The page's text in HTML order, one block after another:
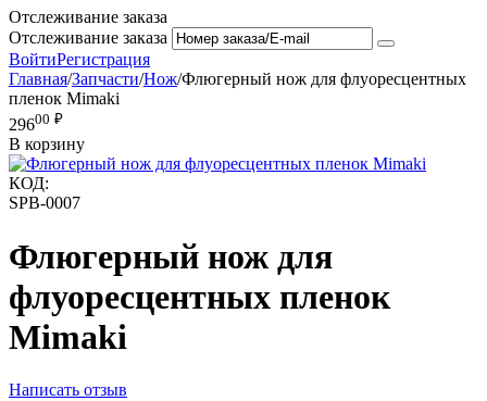
Отслеживание заказа
Отслеживание заказа
ВойтиРегистрация
Главная/Запчасти/Нож/Флюгерный нож для флуоресцентных
пленок Mimaki
29600 ₽
В корзину
КОД:
SPB-0007
Флюгерный нож для
флуоресцентных пленок
Mimaki
Написать отзыв